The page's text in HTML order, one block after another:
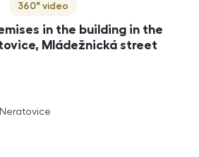
in the building in the
Mládežnická street
360° video